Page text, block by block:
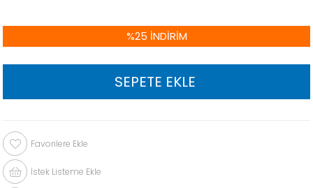
%25 İNDIRIM
Favorilere Ekle
İstek Listeme Ekle